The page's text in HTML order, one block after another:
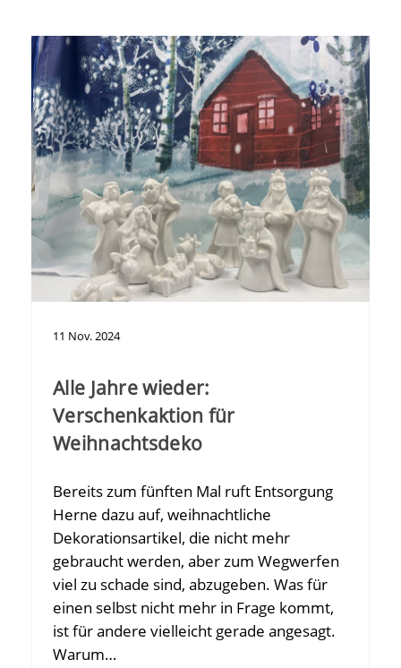
11 Nov.2024
Alle Jahre wieder:
Verschenkaktion für
Weihnachtsdeko
Bereits zum fünften Mal ruft Entsorgung
Herne dazu auf, weihnachtliche
Dekorationsartikel, die nicht mehr
gebraucht werden, aber zum Wegwerfen
viel zu schade sind, abzugeben. Was für
einen selbst nicht mehr in Frage kommt,
ist für andere vielleicht gerade angesagt.
Warum…